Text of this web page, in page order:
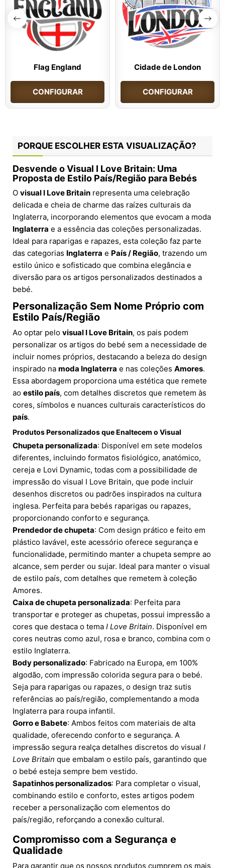
Flag England
CONFIGURAR
Cidade de London
CONFIGURAR
PORQUE ESCOLHER ESTA VISUALIZAÇÃO?
Desvende o Visual I Love Britain: Uma
Proposta de Estilo País/Região para Bebés
O visual I Love Britain representa uma celebração
delicada e cheia de charme das raízes culturais da
Inglaterra, incorporando elementos que evocam a moda
Inglaterra e a essência das coleções personalizadas.
Ideal para raparigas e rapazes, esta coleção faz parte
das categorias Inglaterra e País / Região, trazendo um
estilo único e sofisticado que combina elegância e
diversão para os artigos personalizados destinados a
bebé.
Personalização Sem Nome Próprio com
Estilo País/Região
Ao optar pelo visual I Love Britain, os pais podem
personalizar os artigos do bebé sem a necessidade de
incluir nomes próprios, destacando a beleza do design
inspirado na moda Inglaterra e nas coleções Amores.
Essa abordagem proporciona uma estética que remete
ao estilo país, com detalhes discretos que remetem às
cores, símbolos e nuances culturais característicos do
país.
Produtos Personalizados que Enaltecem o Visual
Chupeta personalizada: Disponível em sete modelos
diferentes, incluindo formatos fisiológico, anatómico,
cereja e Lovi Dynamic, todas com a possibilidade de
impressão do visual I Love Britain, que pode incluir
desenhos discretos ou padrões inspirados na cultura
inglesa. Perfeita para bebés raparigas ou rapazes,
proporcionando conforto e segurança.
Prendedor de chupeta: Com design prático e feito em
plástico lavável, este acessório oferece segurança e
funcionalidade, permitindo manter a chupeta sempre ao
alcance, sem perder ou sujar. Ideal para manter o visual
de estilo país, com detalhes que remetem à coleção
Amores.
Caixa de chupeta personalizada: Perfeita para
transportar e proteger as chupetas, possui impressão a
cores que destaca o tema I Love Britain. Disponível em
cores neutras como azul, rosa e branco, combina com o
estilo Inglaterra.
Body personalizado: Fabricado na Europa, em 100%
algodão, com impressão colorida segura para o bebé.
Seja para raparigas ou rapazes, o design traz sutis
referências ao país/região, complementando a moda
Inglaterra para roupa infantil.
Gorro e Babete: Ambos feitos com materiais de alta
qualidade, oferecendo conforto e segurança. A
impressão segura realça detalhes discretos do visual I
Love Britain que embalam o estilo país, garantindo que
o bebé esteja sempre bem vestido.
Sapatinhos personalizados: Para completar o visual,
combinando estilo e conforto, estes artigos podem
receber a personalização com elementos do
país/região, reforçando a conexão cultural.
Compromisso com a Segurança e
Qualidade
Para garantir que os nossos produtos cumprem os mais